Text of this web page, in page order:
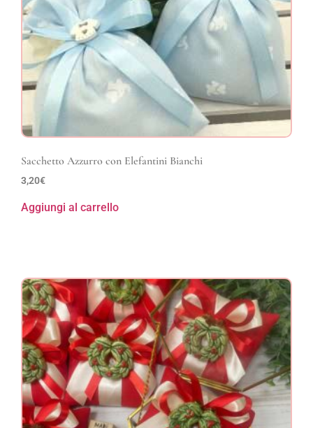
Sacchetto Azzurro con Elefantini Bianchi
3,20€
Aggiungi al carrello